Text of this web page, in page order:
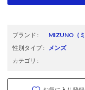
ブランド : MIZUNO （
性別タイプ:
メンズ
カテゴリ :